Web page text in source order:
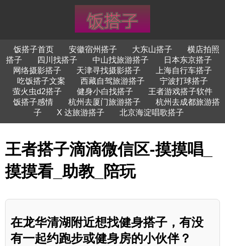
饭搭子首页 安徽宿州搭子 大东山搭子
横店拍照
搭子
四川找搭子 中山找旅游搭子
日本东京搭子
网络摄影搭子
天津寻找摄影搭子
上海自行车搭子
吃饭搭子文案
西藏自驾旅游搭子
宁波打球搭子
萤火虫d2搭子
健身小白找搭子
王者游戏搭子软件
饭搭子感情
杭州去厦门旅游搭子
杭州去成都旅游搭
子
X 达旅游搭子 北京海淀唱歌搭子
王者搭子滴滴微信区-摸摸唱_
摸摸看_助教_陪玩
在龙华清湖附近想找健身搭子，有没
有一起约跑步或健身房的小伙伴？